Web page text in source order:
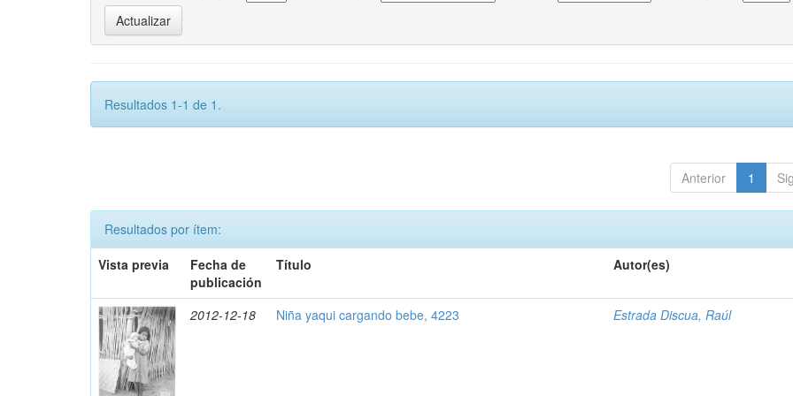
Resultados 1-1 de 1.
Anterior 1
Resultados por ítem:
Vista previa
Fecha de
publicación
Título Autor(es)
2012-12-18 Niña yaqui cargando bebe, 4223 Estrada Discua, Raúl